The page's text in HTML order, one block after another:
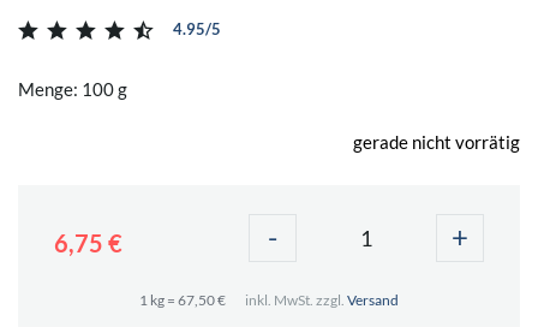
4.95/5
Menge: 100 g
gerade nicht vorrätig
6,75 € - +
1 kg = 67,50 € inkl. MwSt. zzgl. Versand